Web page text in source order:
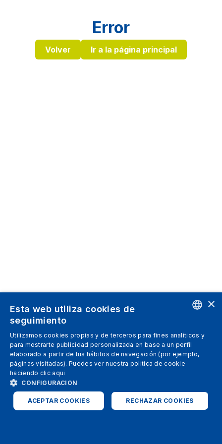
Error
Volver Ir a la página principal
SPANISH
ITALIAN
ENGLISH
×
Esta web utiliza cookies de
seguimiento
Utilizamos cookies propias y de terceros para fines analíticos y
para mostrarte publicidad personalizada en base a un perfil
elaborado a partir de tus hábitos de navegación (por ejemplo,
páginas visitadas). Puedes ver nuestra politica de cookie
haciendo clic aqui
CONFIGURACION
ACEPTAR COOKIES RECHAZAR COOKIES